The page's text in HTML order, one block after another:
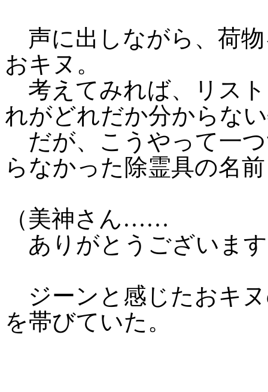
声に出しながら、荷
おキヌ。
考えてみれば、リス
れがどれだか分からな
だが、こうやって一
らなかった除霊具の名
（美神さん……
ありがとうございま
ジーンと感じたおキ
を帯びていた。